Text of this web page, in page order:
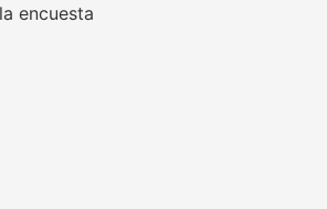
encuesta